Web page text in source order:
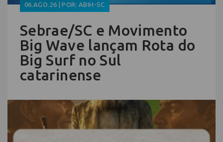
06.AGO.26 | POR: ABIH-SC
Sebrae/SC e Movimento
Big Wave lançam Rota do
Big Surf no Sul
catarinense